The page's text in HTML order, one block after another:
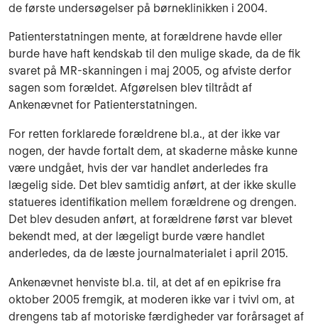
de første undersøgelser på børneklinikken i 2004.
Patienterstatningen mente, at forældrene havde eller
burde have haft kendskab til den mulige skade, da de fik
svaret på MR-skanningen i maj 2005, og afviste derfor
sagen som forældet. Afgørelsen blev tiltrådt af
Ankenævnet for Patienterstatningen.
For retten forklarede forældrene bl.a., at der ikke var
nogen, der havde fortalt dem, at skaderne måske kunne
være undgået, hvis der var handlet anderledes fra
lægelig side. Det blev samtidig anført, at der ikke skulle
statueres identifikation mellem forældrene og drengen.
Det blev desuden anført, at forældrene først var blevet
bekendt med, at der lægeligt burde være handlet
anderledes, da de læste journalmaterialet i april 2015.
Ankenævnet henviste bl.a. til, at det af en epikrise fra
oktober 2005 fremgik, at moderen ikke var i tvivl om, at
drengens tab af motoriske færdigheder var forårsaget af